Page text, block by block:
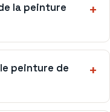
la peinture
peinture de